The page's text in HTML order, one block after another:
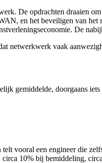
De opdrachten draaien
en het beveiligen van
De
netwerkwerk vaak
gemiddelde, doorgaans
vooral een engineer die
10% bij bemiddeling,